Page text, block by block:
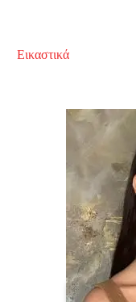
Εικαστικά